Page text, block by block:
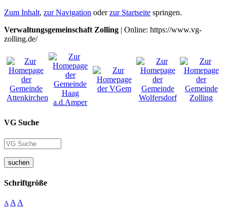
Zum Inhalt, zur Navigation oderzur Startseite springen.
Verwaltungsgemeinschaft Zolling | Online: https://www.vg-
zolling.de/
VG Suche
suchen
Schriftgröße
A A A